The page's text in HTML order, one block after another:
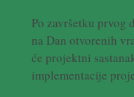
Po završetku prvog
na Dan otvorenih
će projektni
implementacije